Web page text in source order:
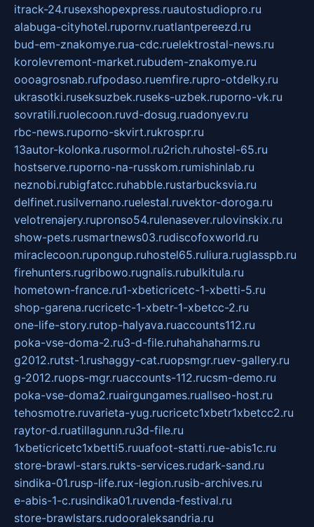
itrack-24.rusexshopexpress.ruautostudiopro.ru
alabuga-cityhotel.rupornv.ruatlantpereezd.ru
bud-em-znakomye.rua-cdc.ruelektrostal-news.ru
korolevremont-market.rubudem-znakomye.ru
oooagrosnab.rufpodaso.ruemfire.rupro-otdelky.ru
ukrasotki.ruseksuzbek.ruseks-uzbek.ruporno-vk.ru
sovratili.ruolecoon.ruvd-dosug.ruadonyev.ru
rbc-news.ruporno-skvirt.rukrospr.ru
13autor-kolonka.rusormol.ru2rich.ruhostel-65.ru
hostserve.ruporno-na-russkom.rumishinlab.ru
neznobi.rubigfatcc.ruhabble.rustarbucksvia.ru
delfinet.rusilvernano.ruelestal.ruvektor-doroga.ru
velotrenajery.rupronso54.rulenasever.rulovinskix.ru
show-pets.rusmartnews03.rudiscofoxworld.ru
miraclecoon.rupongup.ruhostel65.ruliura.ruglasspb.ru
firehunters.rugribowo.rugnalis.rubulkitula.ru
hometown-france.ru1-xbeticricetc-1-xbetti-5.ru
shop-garena.rucricetc-1-xbetr-1-xbetcc-2.ru
one-life-story.rutop-halyava.ruaccounts112.ru
poka-vse-doma-2.ru3-d-file.ruhahahaharms.ru
g2012.rutst-1.rushaggy-cat.ruopsmgr.ruev-gallery.ru
g-2012.ruops-mgr.ruaccounts-112.rucsm-demo.ru
poka-vse-doma2.ruairgungames.ruallseo-host.ru
tehosmotre.ruvarieta-yug.rucricetc1xbetr1xbetcc2.ru
raytor-d.ruatillagunn.ru3d-file.ru
1xbeticricetc1xbetti5.ruuafoot-statti.rue-abis1c.ru
store-brawl-stars.rukts-services.rudark-sand.ru
sindika-01.rusp-life.rux-legion.rusib-archives.ru
e-abis-1-c.rusindika01.ruvenda-festival.ru
store-brawlstars.rudooraleksandria.ru